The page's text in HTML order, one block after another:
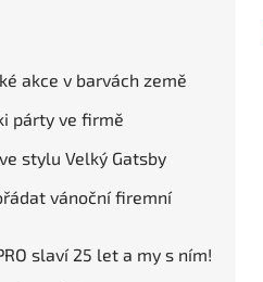
akce v barvách země
párty ve firmě
stylu Velký Gatsby
vánoční firemní
slaví 25 let a my s ním!